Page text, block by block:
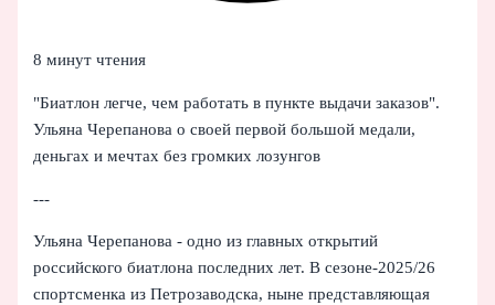
8 минут чтения
"Биатлон легче, чем работать в пункте выдачи заказов".
Ульяна Черепанова о своей первой большой медали,
деньгах и мечтах без громких лозунгов
---
Ульяна Черепанова - одно из главных открытий
российского биатлона последних лет. В сезоне‑2025/26
спортсменка из Петрозаводска, ныне представляющая